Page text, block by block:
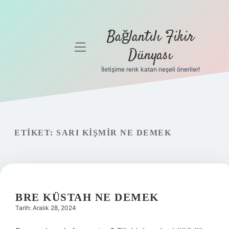
Gizlilik
Yasal Uyarı
Hakkımızda
menüyü
Bağlantılı Fikir
Dünyası
İletişime renk katan neşeli öneriler!
ETIKET: SARI KIŞMIR NE DEMEK
BRE KÜSTAH NE DEMEK
Tarih: Aralık 28, 2024